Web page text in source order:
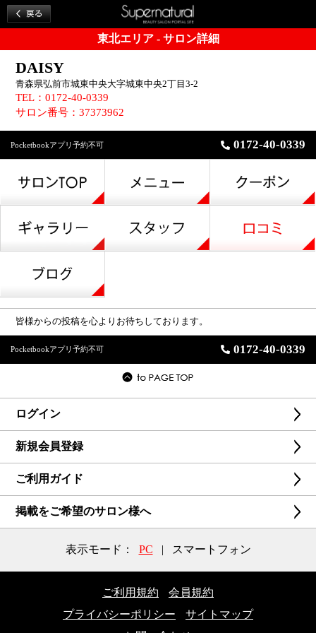
東北エリア - サロン詳細
DAISY
青森県弘前市城東中央大字城東中央2丁目3-2
TEL：0172-40-0339
サロン番号：37373962
Pocketbookアプリ予約不可 0172-40-0339
皆様からの投稿を心よりお待ちしております。
Pocketbookアプリ予約不可 0172-40-0339
ログイン
新規会員登録
ご利用ガイド
掲載をご希望のサロン様へ
表示モード： PC | スマートフォン
ご利用規約
会員規約
プライバシーポリシー
サイトマップ